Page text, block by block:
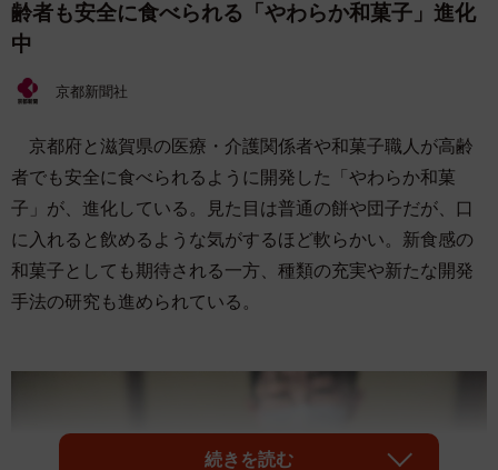
齢者も安全に食べられる「やわらか和菓子」進化
中
京都新聞社
京都府と滋賀県の医療・介護関係者や和菓子職人が高齢
者でも安全に食べられるように開発した「やわらか和菓
子」が、進化している。見た目は普通の餅や団子だが、口
に入れると飲めるような気がするほど軟らかい。新食感の
和菓子としても期待される一方、種類の充実や新たな開発
手法の研究も進められている。
続きを読む